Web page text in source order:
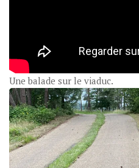
Une balade sur le viaduc.